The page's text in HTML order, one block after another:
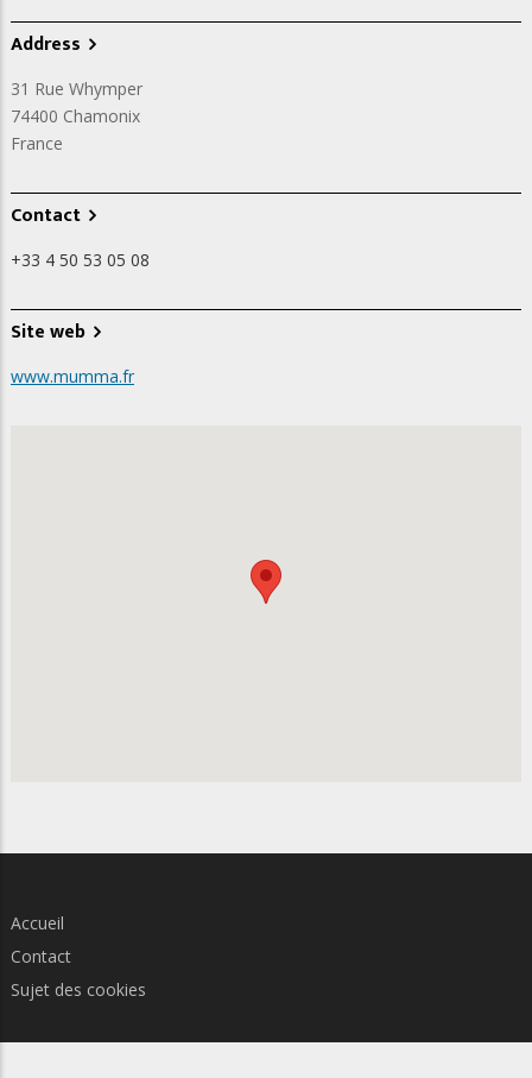
Address
31 Rue Whymper
74400 Chamonix
France
Contact
+33 4 50 53 05 08
Site web
www.mumma.fr
Accueil
Contact
Sujet des cookies